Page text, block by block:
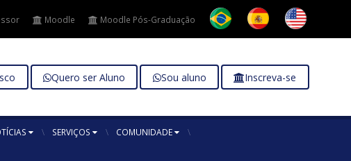
Moodle Moodle Pós-Graduação
Quero ser Aluno Sou aluno Inscreva-se
SERVIÇOS COMUNIDADE